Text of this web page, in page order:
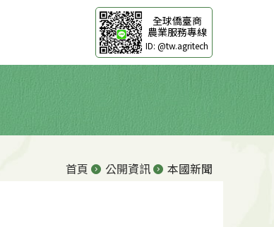
全球僑臺商
農業服務專線
ID: @tw.agritech
首頁 公開資訊 本國新聞